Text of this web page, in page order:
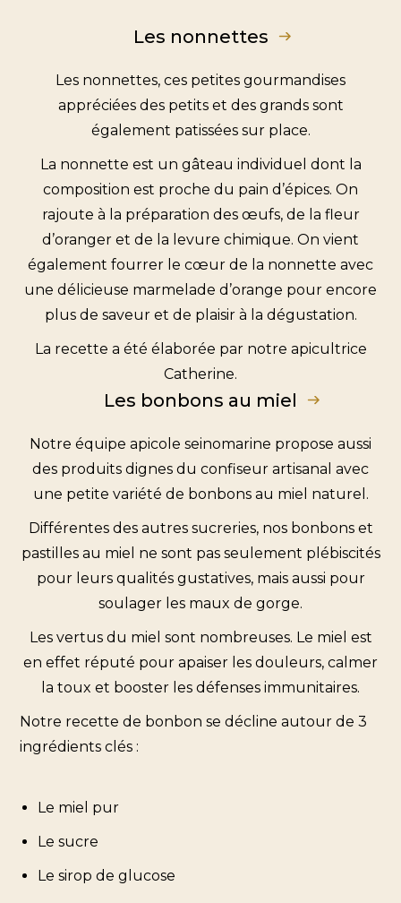
Les nonnettes
Les nonnettes, ces petites gourmandises
appréciées des petits et des grands sont
également patissées sur place.
La nonnette est un gâteau individuel dont la
composition est proche du pain d’épices. On
rajoute à la préparation des œufs, de la fleur
d’oranger et de la levure chimique. On vient
également fourrer le cœur de la nonnette avec
une délicieuse marmelade d’orange pour encore
plus de saveur et de plaisir à la dégustation.
La recette a été élaborée par notre apicultrice
Catherine.
Les bonbons au miel
Notre équipe apicole seinomarine propose aussi
des produits dignes du confiseur artisanal avec
une petite variété de bonbons au miel naturel.
Différentes des autres sucreries, nos bonbons et
pastilles au miel ne sont pas seulement plébiscités
pour leurs qualités gustatives, mais aussi pour
soulager les maux de gorge.
Les vertus du miel sont nombreuses. Le miel est
en effet réputé pour apaiser les douleurs, calmer
la toux et booster les défenses immunitaires.
Notre recette de bonbon se décline autour de 3
ingrédients clés :
Le miel pur
Le sucre
Le sirop de glucose